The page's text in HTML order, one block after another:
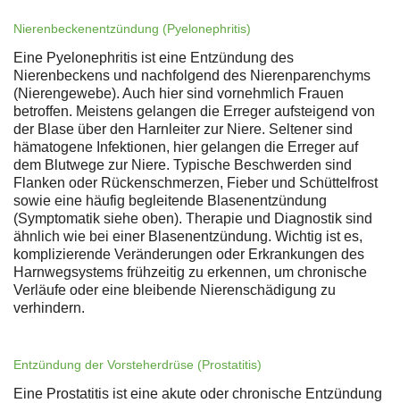
Nierenbeckenentzündung (Pyelonephritis)
Eine Pyelonephritis ist eine Entzündung des
Nierenbeckens und nachfolgend des Nierenparenchyms
(Nierengewebe). Auch hier sind vornehmlich Frauen
betroffen. Meistens gelangen die Erreger aufsteigend von
der Blase über den Harnleiter zur Niere. Seltener sind
hämatogene Infektionen, hier gelangen die Erreger auf
dem Blutwege zur Niere. Typische Beschwerden sind
Flanken oder Rückenschmerzen, Fieber und Schüttelfrost
sowie eine häufig begleitende Blasenentzündung
(Symptomatik siehe oben). Therapie und Diagnostik sind
ähnlich wie bei einer Blasenentzündung. Wichtig ist es,
komplizierende Veränderungen oder Erkrankungen des
Harnwegsystems frühzeitig zu erkennen, um chronische
Verläufe oder eine bleibende Nierenschädigung zu
verhindern.
Entzündung der Vorsteherdrüse (Prostatitis)
Eine Prostatitis ist eine akute oder chronische Entzündung